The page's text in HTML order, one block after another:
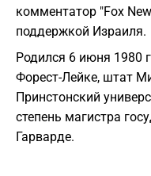
комментатор "Fox
поддержкой Израиля.
Родился 6 июня 1980
Форест-Лейке, штат
Принстонский
степень магистра
Гарварде.